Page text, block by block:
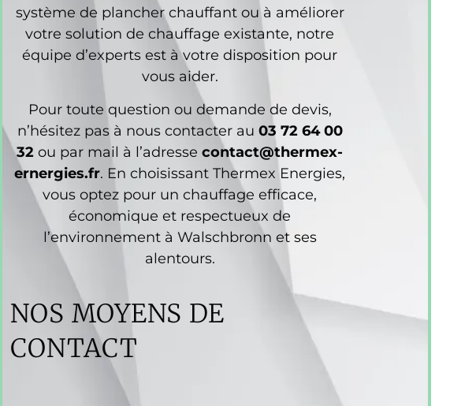
système de plancher chauffant ou à améliorer
votre solution de chauffage existante, notre
équipe d’experts est à votre disposition pour
vous aider.
Pour toute question ou demande de devis,
n’hésitez pas à nous contacter au 03 72 64 00
32 ou par mail à l’adresse contact@thermex-
ernergies.fr. En choisissant Thermex Energies,
vous optez pour un chauffage efficace,
économique et respectueux de
l’environnement à Walschbronn et ses
alentours.
NOS MOYENS DE
CONTACT